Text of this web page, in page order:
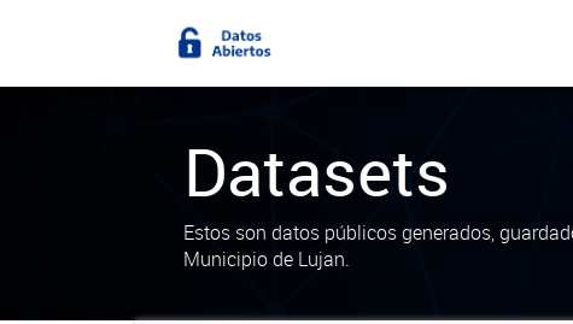
Datasets
Estos son datos públicos generados,
Municipio de Lujan.